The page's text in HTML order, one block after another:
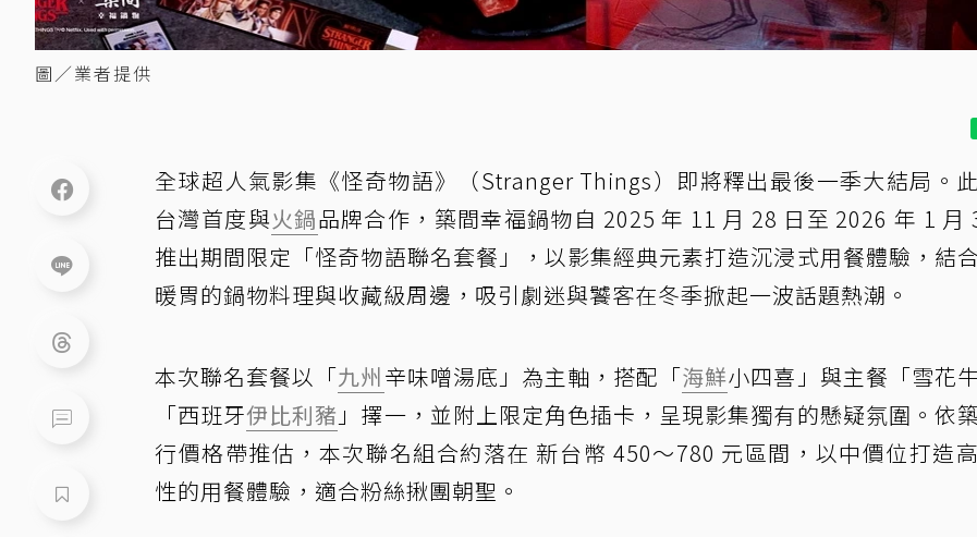
圖／業者提供
全球超人氣影集《怪奇物語》（Stranger Things）即將釋出最後一季大結局。
台灣首度與火鍋品牌合作，築間幸福鍋物自 2025 年 11 月 28 日至 2026 年 1 月
推出期間限定「怪奇物語聯名套餐」，以影集經典元素打造沉浸式用餐體驗，結
暖胃的鍋物料理與收藏級周邊，吸引劇迷與饕客在冬季掀起一波話題熱潮。
本次聯名套餐以「九州辛味噌湯底」為主軸，搭配「海鮮小四喜」與主餐「雪花
「西班牙伊比利豬 」擇一，並附上限定角色插卡，呈現影集獨有的懸疑氛圍。依
行價格帶推估，本次聯名組合約落在 新台幣 450～780 元區間，以中價位打造
性的用餐體驗，適合粉絲揪團朝聖。